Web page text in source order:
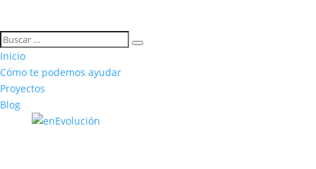
Inicio
Cómo te podemos ayudar
Proyectos
Blog